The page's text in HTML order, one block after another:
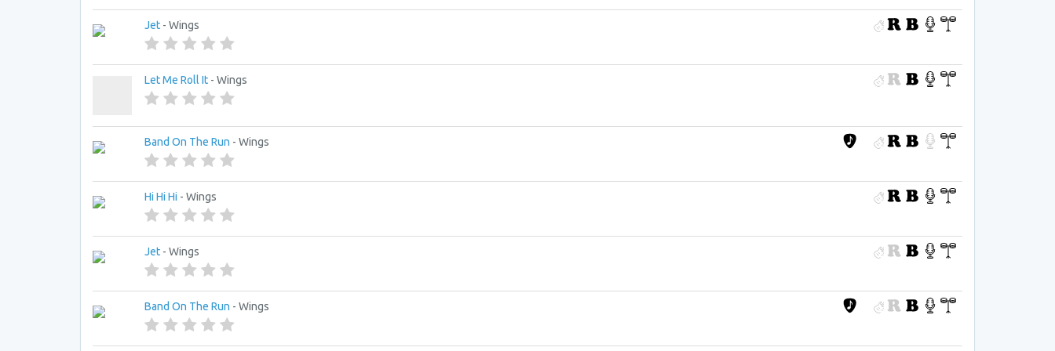
Jet - Wings
Let Me Roll It - Wings
Band On The Run - Wings
Hi Hi Hi - Wings
Jet - Wings
Band On The Run - Wings